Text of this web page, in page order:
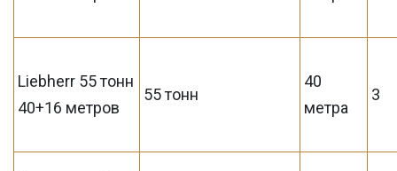
Liebherr 55 тонн
40+16 метров
55 тонн
40
метра
3